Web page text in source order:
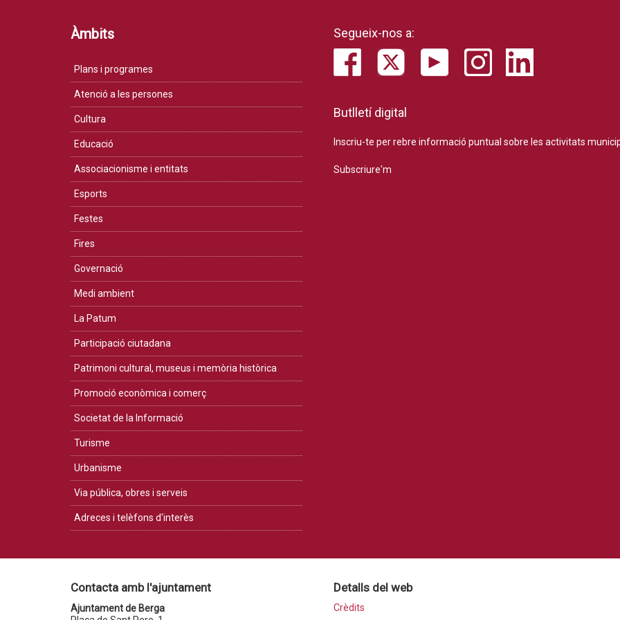
Àmbits
Plans i programes
Atenció a les persones
Cultura
Educació
Associacionisme i entitats
Esports
Festes
Fires
Governació
Medi ambient
La Patum
Participació ciutadana
Patrimoni cultural, museus i memòria històrica
Promoció econòmica i comerç
Societat de la Informació
Turisme
Urbanisme
Via pública, obres i serveis
Adreces i telèfons d'interès
Segueix-nos a:
Butlletí digital
Inscriu-te per rebre informació puntual sobre les activitats
Subscriure'm
Contacta amb l'ajuntament
Ajuntament de Berga
Detalls del web
Crèdits